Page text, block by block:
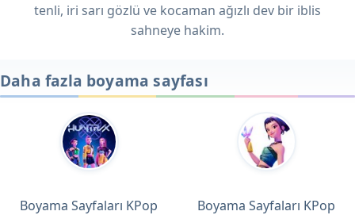
tenli, iri sarı gözlü ve kocaman ağızlı dev bir iblis
sahneye hakim.
Daha fazla boyama sayfası
Boyama Sayfaları KPop
Boyama Sayfaları KPop